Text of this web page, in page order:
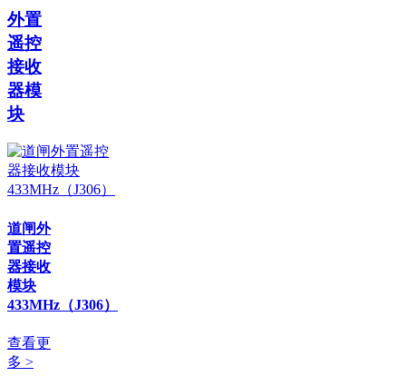
外置
遥控
接收
器模
块
道闸外
置遥控
器接收
模块
433MHz（J306）
查看更
多 >